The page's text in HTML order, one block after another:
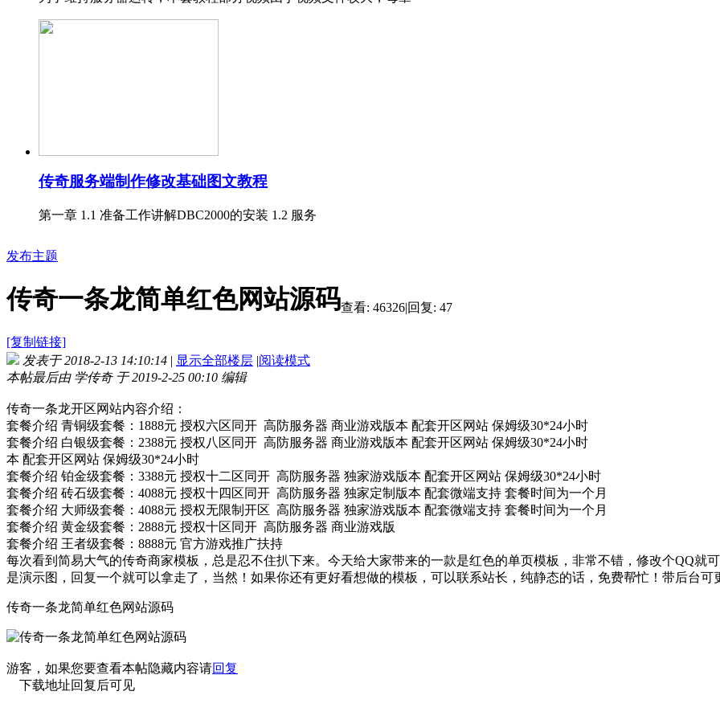
传奇服务端制作修改基础图文教程
第一章 1.1 准备工作讲解DBC2000的安装 1.2 服务
发布主题
传奇一条龙简单红色网站源码
[复制链接]
查看: 46326|回复: 47
发表于 2018-2-13 14:10:14 | 显示全部楼层 |阅读模式
本帖最后由 学传奇 于 2019-2-25 00:10 编辑
传奇一条龙开区网站内容介绍：
套餐介绍 青铜级套餐：1888元 授权六区同开 高防服务器 商业游戏版本 配套开区网站 保姆级30*24小时
套餐介绍 白银级套餐：2388元 授权八区同开 高防服务器 商业游戏版本 配套开区网站 保姆级30*24小时
本 配套开区网站 保姆级30*24小时
套餐介绍 铂金级套餐：3388元 授权十二区同开 高防服务器 独家游戏版本 配套开区网站 保姆级30*24小时
套餐介绍 砖石级套餐：4088元 授权十四区同开 高防服务器 独家定制版本 配套微端支持 套餐时间为一个月
套餐介绍 大师级套餐：4088元 授权无限制开区 高防服务器 独家游戏版本 配套微端支持 套餐时间为一个月
套餐介绍 黄金级套餐：2888元 授权十区同开 高防服务器 商业游戏版
套餐介绍 王者级套餐：8888元 官方游戏推广扶持
每次看到简易大气的传奇商家模板，总是忍不住扒下来。今天给大家带来的一款是红色的单页模板，非常不错，修改个QQ就
是演示图，回复一个就可以拿走了，当然！如果你还有更好看想做的模板，可以联系站长，纯静态的话，免费帮忙！带后台可
传奇一条龙简单红色网站源码
游客，如果您要查看本帖隐藏内容请回复
下载地址回复后可见